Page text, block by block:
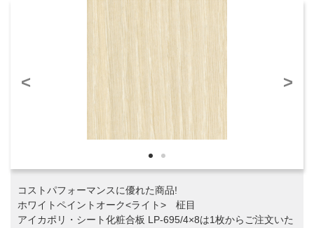
< >
コストパフォーマンスに優れた商品!
ホワイトペイントオーク<ライト> 柾目
アイカポリ・シート化粧合板 LP-695/4×8は1枚からご注文いた